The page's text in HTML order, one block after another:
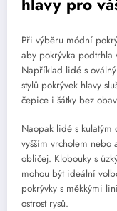
Při výběru módní
aby pokrývka podtrhla
Například lidé s
stylů pokrývek hlavy
čepice i šátky bez
Naopak lidé s
vyšším vrcholem nebo
obličej. Klobouky s
mohou být ideální
pokrývky s měkkými
ostrost rysů.